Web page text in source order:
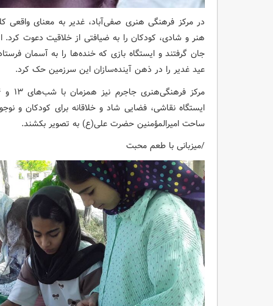
در مرکز فرهنگی هنری صفی‌آباد، غدیر به معنای واقعی
هنر و شادی، کودکان را به ضیافتی از خلاقیت دعوت کرد.
جان گرفتند و ایستگاه بازی که خنده‌ها را به آسمان
عید غدیر را در ذهن آینده‌سازان این سرزمین حک کرد.
ایستگاه نقاشی، فضایی شاد و خلاقانه برای کودکان و
ساحت امیرالمؤمنین حضرت علی(ع) به تصویر بکشند.
/میزبانی با طعم محبت